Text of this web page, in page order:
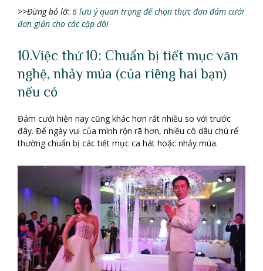
>>Đừng bỏ lỡ: 6 lưu ý quan trọng để chọn thực đơn đám cưới
đơn giản cho các cặp đôi
10.Việc thứ 10: Chuẩn bị tiết mục văn
nghệ, nhảy múa (của riêng hai bạn)
nếu có
Đám cưới hiện nay cũng khác hơn rất nhiều so với trước
đây. Để ngày vui của mình rộn rã hơn, nhiều cô dâu chú rể
thường chuẩn bị các tiết mục ca hát hoặc nhảy múa.